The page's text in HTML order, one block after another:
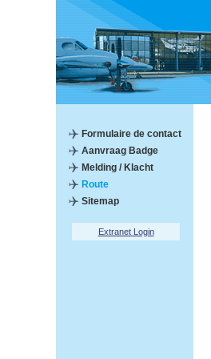
Formulaire de contact
Aanvraag Badge
Melding / Klacht
Route
Sitemap
Extranet Login